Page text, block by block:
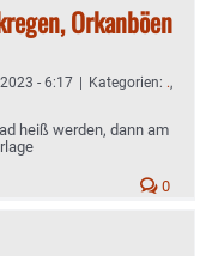
Orkanböen
- 6:17 | Kategorien: .,
heiß werden, dann am
0